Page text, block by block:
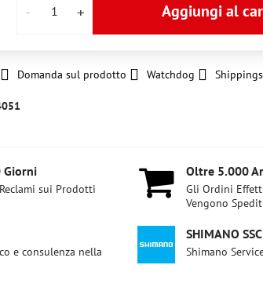
Aggiungi al
Domanda sul prodotto Watchdog Shippings
Giorni
sui Prodotti
Oltre 5​.000
Gli Ordini
Vengono
e consulenza nella
SHIMANO SSC
Shimano